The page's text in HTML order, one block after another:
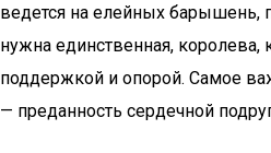
ведется на елейных барышень,
нужна единственная, королева,
поддержкой и опорой. Самое
— преданность сердечной